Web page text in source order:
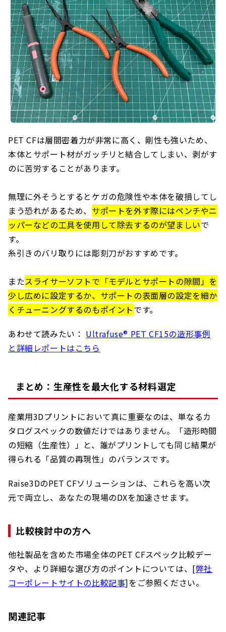
PET CFは層間密着力が非常に高く、剛性も強いため、
本体とサポート材がガッチリと結合してしまい、剥がす
のに苦労することがあります。
無理に外そうとするとケガの危険性や本体を破損してし
まう恐れがあるため、 サポートを外す際にはペンチやニ
ッパーなどの工具を使用して除去するのが望ましいで
す。
糸引きのバリ取りには彫刻刀がおすすめです。
またスライサーソフトで「モデルとサポートの隙間」を
少し広めに設定するか、サポートの表面層の設定を細か
くチューニングするのもポイントです。
あわせて読みたい： Ultrafuse® PET CF15の造形事例
と詳細レポートはこちら
まとめ：生産性を最大化する材料選定
産業用3Dプリントにおいて真に重要なのは、単なるカ
タログスペックの数値だけではありません。「造形時間
の短縮（生産性）」と、誰がプリントしても同じ結果が
得られる「品質の再現性」のバランスです。
Raise3DのPET CFソリューションは、これらを高い次
元で両立し、あなたの現場のDXを加速させます。
比較検討中の方へ
他社製品を含めた市場全体のPET CFスペック比較デー
タや、より詳細な選び方のポイントについては、[弊社
コーポレートサイトの比較記事]をご参照ください。
関連記事